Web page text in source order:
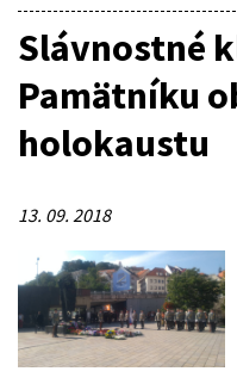
Slávnostné
Pamätníku
holokaustu
13. 09. 2018